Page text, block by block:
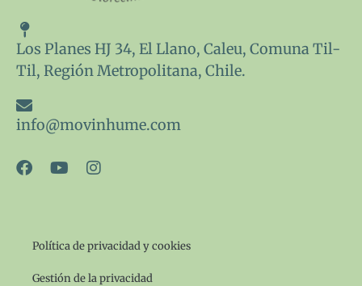
Los Planes HJ 34, El Llano, Caleu, Comuna Til-
Til, Región Metropolitana, Chile.
info@movinhume.com
F
a
o
o
k
Y
o
b
e
I
n
g
r
a
Política de privacidad y cookies
Gestión de la privacidad